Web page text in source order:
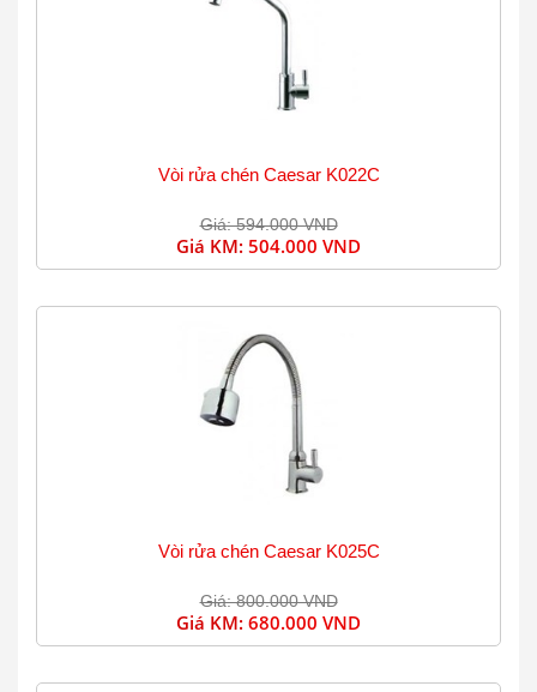
Vòi rửa chén Caesar K022C
Giá: 594.000 VND
Giá KM: 504.000 VND
Vòi rửa chén Caesar K025C
Giá: 800.000 VND
Giá KM: 680.000 VND